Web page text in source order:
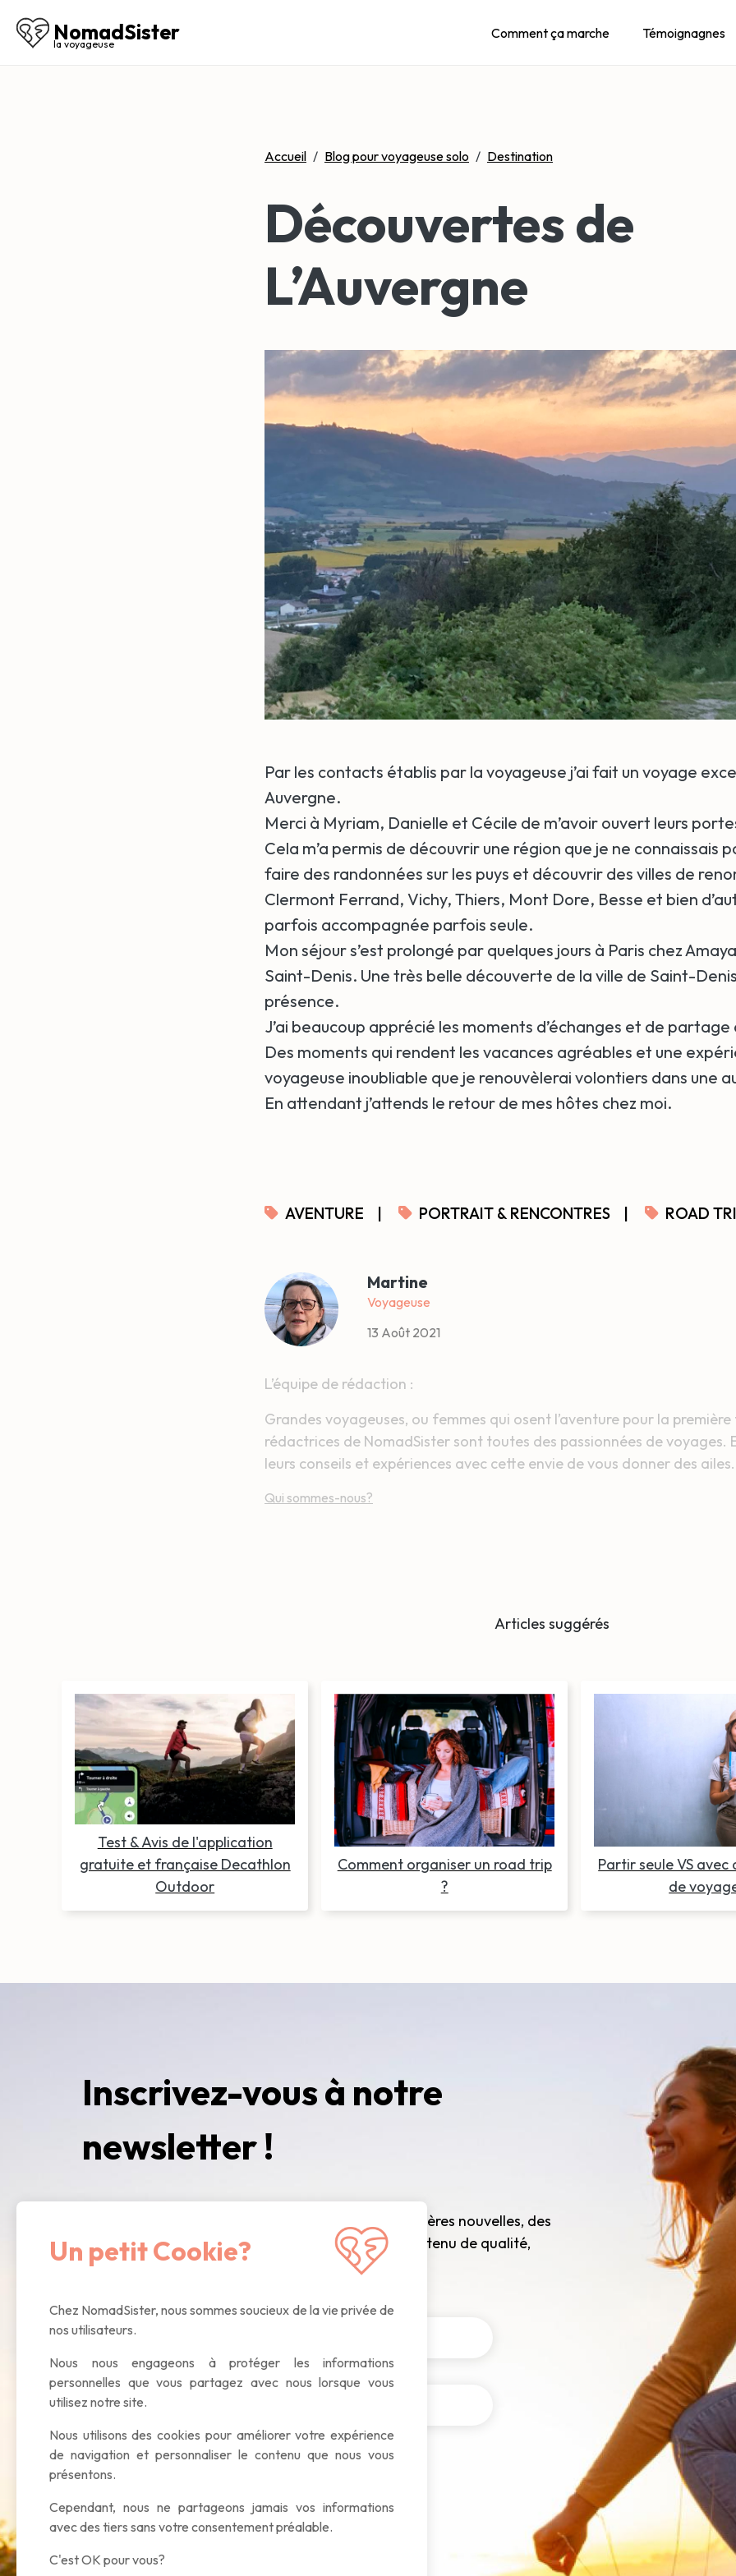
Un petit Cookie?
Chez NomadSister, nous sommes soucieux de la vie privée de
nos utilisateurs.
Nous nous engageons à protéger les informations
personnelles que vous partagez avec nous lorsque vous
utilisez notre site.
Nous utilisons des cookies pour améliorer votre expérience
de navigation et personnaliser le contenu que nous vous
présentons.
Cependant, nous ne partageons jamais vos informations
avec des tiers sans votre consentement préalable.
C'est OK pour vous?
NomadSister
la voyageuse
Comment ça marche Témoignagnes
Accueil / Blog pour voyageuse solo / Destination
Découvertes de
L’Auvergne
Par les contacts établis par la voyageuse j’ai fait un voyage
Auvergne.
Merci à Myriam, Danielle et Cécile de m’avoir ouvert leurs
Cela m’a permis de découvrir une région que je ne connaissais
faire des randonnées sur les puys et découvrir des villes de
Clermont Ferrand, Vichy, Thiers, Mont Dore, Besse et bien
parfois accompagnée parfois seule.
Mon séjour s’est prolongé par quelques jours à Paris chez
Saint-Denis. Une très belle découverte de la ville de Saint-
présence.
J’ai beaucoup apprécié les moments d’échanges et de partage
Des moments qui rendent les vacances agréables et une
voyageuse inoubliable que je renouvèlerai volontiers dans une
En attendant j’attends le retour de mes hôtes chez moi.
AVENTURE | PORTRAIT & RENCONTRES | ROAD
Martine
Voyageuse
13 Août 2021
L’équipe de rédaction :
Grandes voyageuses, ou femmes qui osent l’aventure pour la première
rédactrices de NomadSister sont toutes des passionnées de voyages.
leurs conseils et expériences avec cette envie de vous donner des ailes.
Qui sommes-nous?
Articles suggérés
Test & Avis de l'application
gratuite et française Decathlon
Outdoor
Comment organiser un road trip
?
Partir seule VS avec
de
Inscrivez-vous à notre
newsletter !
avec nos dernières nouvelles, des
articles inspirants, des offres exclusives. Que du contenu de qualité,
promis :)